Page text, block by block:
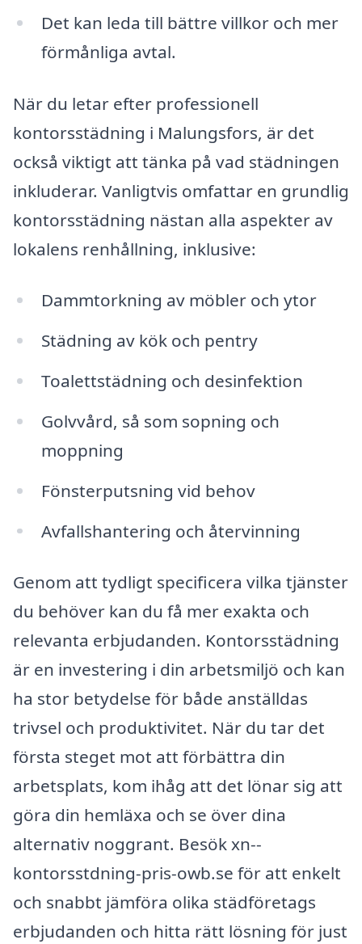
Det kan leda till bättre villkor och mer
förmånliga avtal.
När du letar efter professionell
kontorsstädning i Malungsfors, är det
också viktigt att tänka på vad städningen
inkluderar. Vanligtvis omfattar en grundlig
kontorsstädning nästan alla aspekter av
lokalens renhållning, inklusive:
Dammtorkning av möbler och ytor
Städning av kök och pentry
Toalettstädning och desinfektion
Golvvård, så som sopning och
moppning
Fönsterputsning vid behov
Avfallshantering och återvinning
Genom att tydligt specificera vilka tjänster
du behöver kan du få mer exakta och
relevanta erbjudanden. Kontorsstädning
är en investering i din arbetsmiljö och kan
ha stor betydelse för både anställdas
trivsel och produktivitet. När du tar det
första steget mot att förbättra din
arbetsplats, kom ihåg att det lönar sig att
göra din hemläxa och se över dina
alternativ noggrant. Besök xn--
kontorsstdning-pris-owb.se för att enkelt
och snabbt jämföra olika städföretags
erbjudanden och hitta rätt lösning för just